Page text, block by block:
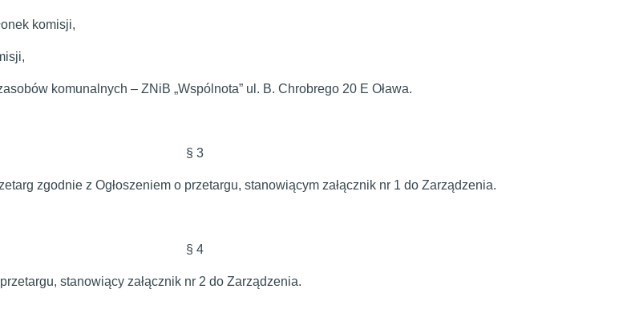
komisji,
komunalnych – ZNiB „Wspólnota” ul. B. Chrobrego 20 E Oława.
§ 3
zgodnie z Ogłoszeniem o przetargu, stanowiącym załącznik nr 1 do Zarządzenia.
§ 4
stanowiący załącznik nr 2 do Zarządzenia.